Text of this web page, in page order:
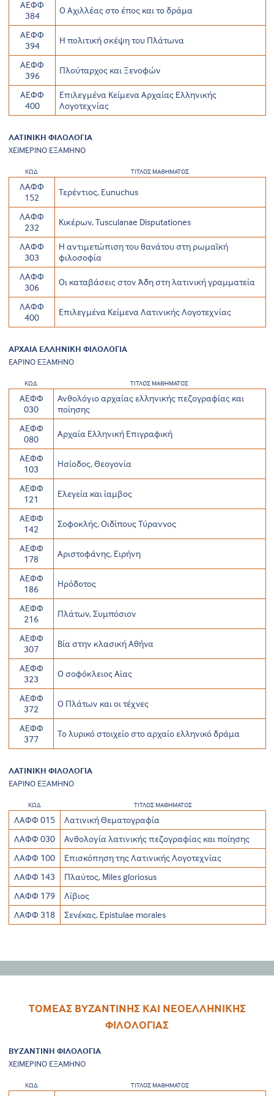
ΑΕΦΦ
384
Ο Αχιλλέας στο έπος και το δράμα
ΑΕΦΦ
394
Η πολιτική σκέψη του Πλάτωνα
ΑΕΦΦ
396
Πλούταρχος και Ξενοφών
ΑΕΦΦ
400
Επιλεγμένα Κείμενα Αρχαίας Ελληνικής
Λογοτεχνίας
ΛΑΤΙΝΙΚΗ ΦΙΛΟΛΟΓΙΑ
ΧΕΙΜΕΡΙΝΟ ΕΞΑΜΗΝΟ
ΚΩΔ ΤΙΤΛΟΣ ΜΑΘΗΜΑΤΟΣ
ΛΑΦΦ
152
Τερέντιος, Eunuchus
ΛΑΦΦ
232
Κικέρων, Tusculanae Disputationes
ΛΑΦΦ
303
Η αντιμετώπιση του θανάτου στη ρωμαϊκή
φιλοσοφία
ΛΑΦΦ
306
Οι καταβάσεις στον Άδη στη λατινική γραμματεία
ΛΑΦΦ
400
Επιλεγμένα Κείμενα Λατινικής Λογοτεχνίας
ΑΡΧΑΙΑ ΕΛΛΗΝΙΚΗ ΦΙΛΟΛΟΓΙΑ
ΕΑΡΙΝΟ ΕΞΑΜΗΝΟ
ΚΩΔ ΤΙΤΛΟΣ ΜΑΘΗΜΑΤΟΣ
ΑΕΦΦ
030
Ανθολόγιο αρχαίας ελληνικής πεζογραφίας και
ποίησης
ΑΕΦΦ
080
Αρχαία Ελληνική Επιγραφική
ΑΕΦΦ
103
Ησίοδος, Θεογονία
ΑΕΦΦ
121
Ελεγεία και ίαμβος
ΑΕΦΦ
142
Σοφοκλής, Οιδίπους Τύραννος
ΑΕΦΦ
178
Αριστοφάνης, Ειρήνη
ΑΕΦΦ
186
Ηρόδοτος
ΑΕΦΦ
216
Πλάτων, Συμπόσιον
ΑΕΦΦ
307
Βία στην κλασική Αθήνα
ΑΕΦΦ
323
Ο σοφόκλειος Αίας
ΑΕΦΦ
372
Ο Πλάτων και οι τέχνες
ΑΕΦΦ
377
Το λυρικό στοιχείο στο αρχαίο ελληνικό δράμα
ΛΑΤΙΝΙΚΗ ΦΙΛΟΛΟΓΙΑ
ΕΑΡΙΝΟ ΕΞΑΜΗΝΟ
ΚΩΔ ΤΙΤΛΟΣ ΜΑΘΗΜΑΤΟΣ
ΛΑΦΦ 015
Λατινική Θεματογραφία
ΛΑΦΦ 030
Ανθολογία λατινικής πεζογραφίας και ποίησης
ΛΑΦΦ 100
Επισκόπηση της Λατινικής Λογοτεχνίας
ΛΑΦΦ 143
Πλαύτος, Miles gloriosus
ΛΑΦΦ 179
Λίβιος
ΛΑΦΦ 318
Σενέκας, Epistulae morales
ΤΟΜΕΑΣ ΒΥΖΑΝΤΙΝΗΣ ΚΑΙ ΝΕΟΕΛΛΗΝΙΚΗΣ
ΦΙΛΟΛΟΓΙΑΣ
ΒΥΖΑΝΤΙΝΗ ΦΙΛΟΛΟΓΙΑ
ΧΕΙΜΕΡΙΝΟ ΕΞΑΜΗΝΟ
ΚΩΔ ΤΙΤΛΟΣ ΜΑΘΗΜΑΤΟΣ